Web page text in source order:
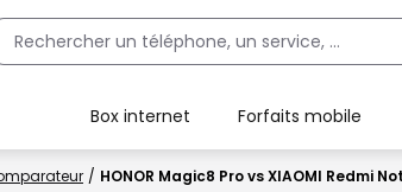
Box internet Forfaits mobile
HONOR Magic8 Pro vs XIAOMI Redmi